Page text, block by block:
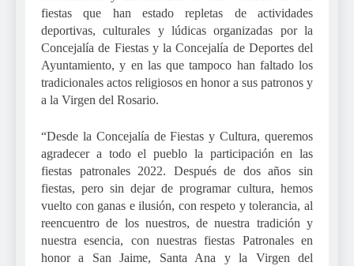
fiestas que han estado repletas de actividades
deportivas, culturales y lúdicas organizadas por la
Concejalía de Fiestas y la Concejalía de Deportes del
Ayuntamiento, y en las que tampoco han faltado los
tradicionales actos religiosos en honor a sus patronos y
a la Virgen del Rosario.
“Desde la Concejalía de Fiestas y Cultura, queremos
agradecer a todo el pueblo la participación en las
fiestas patronales 2022. Después de dos años sin
fiestas, pero sin dejar de programar cultura, hemos
vuelto con ganas e ilusión, con respeto y tolerancia, al
reencuentro de los nuestros, de nuestra tradición y
nuestra esencia, con nuestras fiestas Patronales en
honor a San Jaime, Santa Ana y la Virgen del